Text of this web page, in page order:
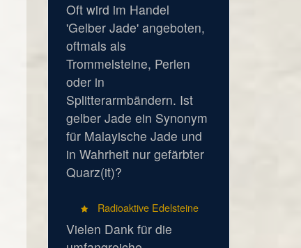
Oft wird im Handel
'Gelber Jade' angeboten,
oftmals als
Trommelsteine, Perlen
oder in
Splitterarmbändern. Ist
gelber Jade ein Synonym
für Malayische Jade und
in Wahrheit nur gefärbter
Quarz(it)?
Radioaktive Edelsteine
Vielen Dank für die